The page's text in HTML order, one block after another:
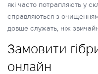
які часто потрапляють у
справляються з
довше служать, ніж
Замовити
онлайн